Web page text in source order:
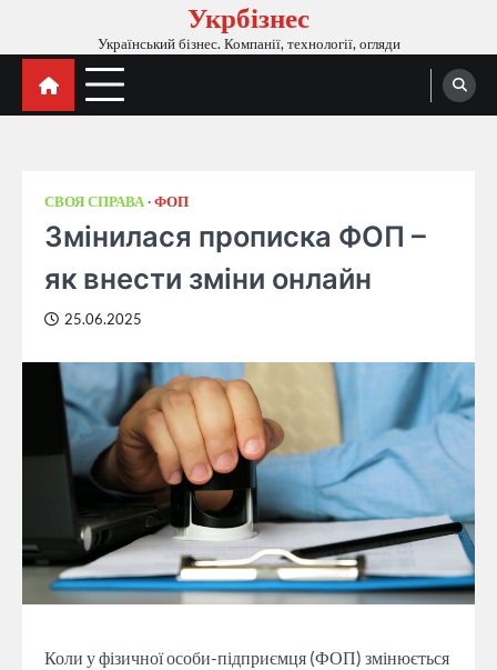
вмісту
Укрбізнес
Український бізнес. Компанії, технології, огляди
СВОЯ СПРАВА ФОП
Змінилася прописка ФОП –
як внести зміни онлайн
25.06.2025
Коли у фізичної особи-підприємця (ФОП) змінюється